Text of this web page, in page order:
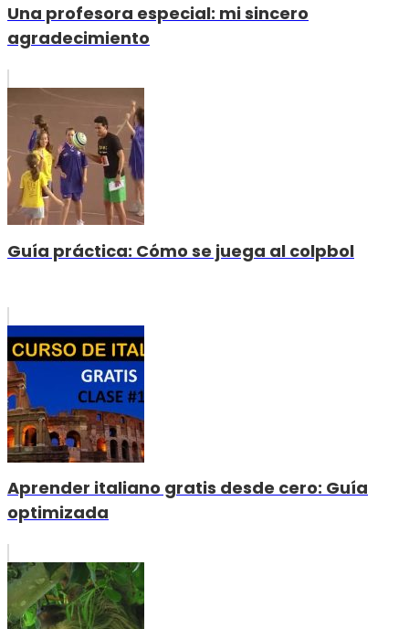
Una profesora especial: mi sincero
agradecimiento
Guía práctica: Cómo se juega al colpbol
Aprender italiano gratis desde cero: Guía
optimizada